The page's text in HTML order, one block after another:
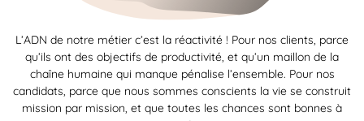
L’ADN de notre métier c’est la réactivité ! Pour nos clients, parce
qu’ils ont des objectifs de productivité, et qu’un maillon de la
chaîne humaine qui manque pénalise l’ensemble. Pour nos
candidats, parce que nous sommes conscients la vie se construit
mission par mission, et que toutes les chances sont bonnes à